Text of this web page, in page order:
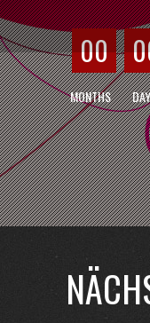
00
MONTHS